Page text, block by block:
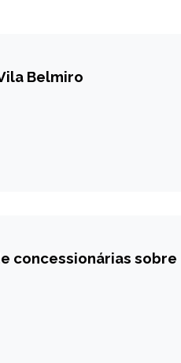
Belmiro
concessionárias sobre